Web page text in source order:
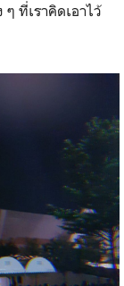
ที่เราคิดเอาไว้